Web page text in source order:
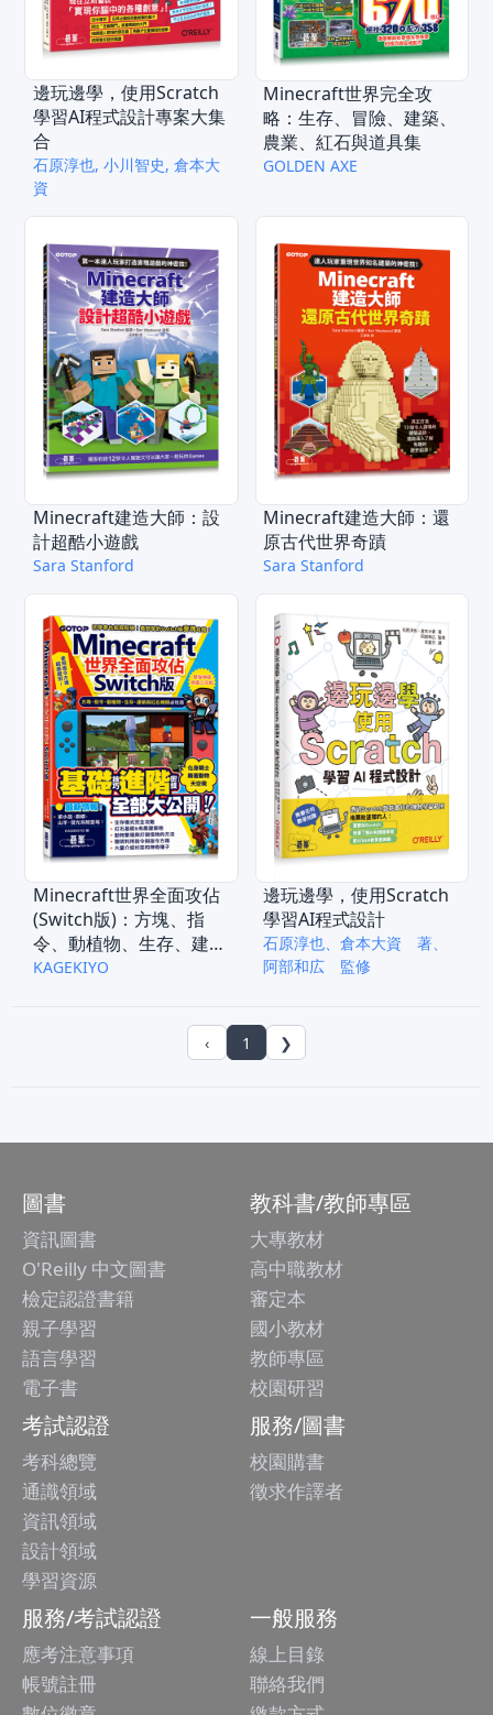
邊玩邊學，使用Scratch
學習AI程式設計專案大集
合
石原淳也, 小川智史, 倉本大
資
Minecraft世界完全攻
略：生存、冒險、建築、
農業、紅石與道具集
GOLDEN AXE
Minecraft建造大師：設
計超酷小遊戲
Sara Stanford
Minecraft建造大師：還
原古代世界奇蹟
Sara Stanford
Minecraft世界全面攻佔
(Switch版)：方塊、指
令、動植物、生存、建築
與紅石機關必玩技
KAGEKIYO
邊玩邊學，使用Scratch
學習AI程式設計
石原淳也、倉本大資 著、
阿部和広 監修
‹ 1 ❯
圖書
資訊圖書
O'Reilly 中文圖書
檢定認證書籍
親子學習
語言學習
電子書
教科書/教師專區
大專教材
高中職教材
審定本
國小教材
教師專區
校園研習
考試認證
考科總覽
通識領域
資訊領域
設計領域
學習資源
服務/圖書
校園購書
徵求作譯者
服務/考試認證
應考注意事項
帳號註冊
一般服務
線上目錄
聯絡我們